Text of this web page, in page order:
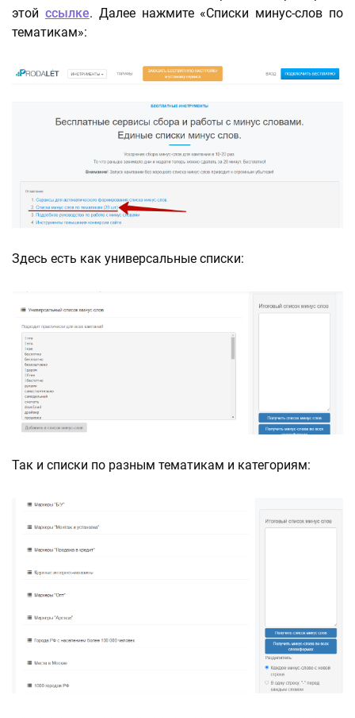
этой ссылке. Далее нажмите «Списки минус-слов по
тематикам»:
Здесь есть как универсальные списки:
Так и списки по разным тематикам и категориям: